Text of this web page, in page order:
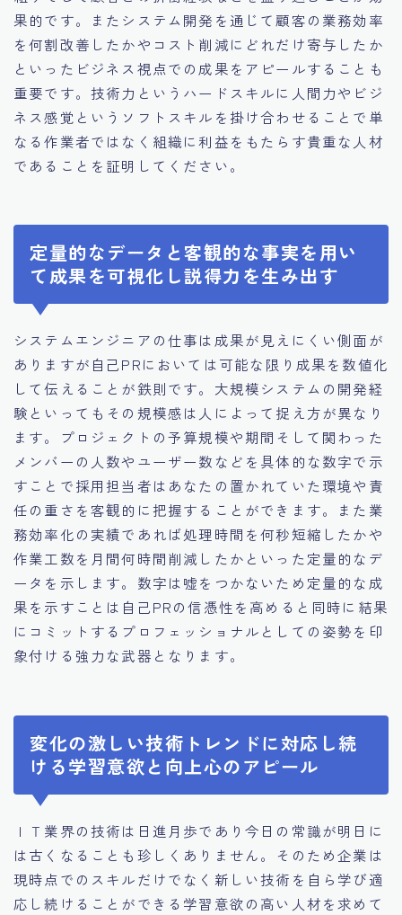
果的です。またシステム開発を通じて顧客の業務効率
を何割改善したかやコスト削減にどれだけ寄与したか
といったビジネス視点での成果をアピールすることも
重要です。技術力というハードスキルに人間力やビジ
ネス感覚というソフトスキルを掛け合わせることで単
なる作業者ではなく組織に利益をもたらす貴重な人材
であることを証明してください。
定量的なデータと客観的な事実を用い
て成果を可視化し説得力を生み出す
システムエンジニアの仕事は成果が見えにくい側面が
ありますが自己PRにおいては可能な限り成果を数値化
して伝えることが鉄則です。大規模システムの開発経
験といってもその規模感は人によって捉え方が異なり
ます。プロジェクトの予算規模や期間そして関わった
メンバーの人数やユーザー数などを具体的な数字で示
すことで採用担当者はあなたの置かれていた環境や責
任の重さを客観的に把握することができます。また業
務効率化の実績であれば処理時間を何秒短縮したかや
作業工数を月間何時間削減したかといった定量的なデ
ータを示します。数字は嘘をつかないため定量的な成
果を示すことは自己PRの信憑性を高めると同時に結果
にコミットするプロフェッショナルとしての姿勢を印
象付ける強力な武器となります。
変化の激しい技術トレンドに対応し続
ける学習意欲と向上心のアピール
ＩＴ業界の技術は日進月歩であり今日の常識が明日に
は古くなることも珍しくありません。そのため企業は
現時点でのスキルだけでなく新しい技術を自ら学び適
応し続けることができる学習意欲の高い人材を求めて